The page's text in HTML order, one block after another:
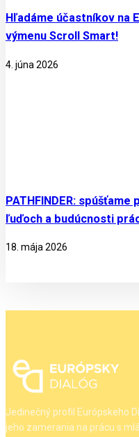
Hľadáme účastníkov na
výmenu Scroll Smart!
4. júna 2026
PATHFINDER:
ľuďoch a budúcnosti
18. mája 2026
Jedinečný profil Európskeho
jeho zamerania na prácu s